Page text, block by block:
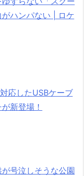
ハンパない | ロケ
応したUSBケーブ
新登場！
が号泣しそうな公園